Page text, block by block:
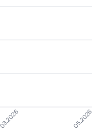
03.2026 05.2026